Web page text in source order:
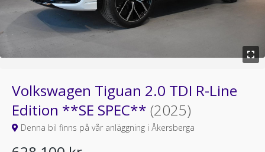
Volkswagen Tiguan 2.0 TDI R-Line
Edition **SE SPEC** (2025)
Denna bil finns på vår anläggning i Åkersberga